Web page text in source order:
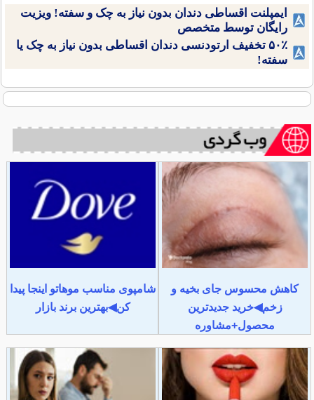
ایمپلنت اقساطی دندان بدون نیاز به چک و سفته! ویزیت
رایگان توسط متخصص
۵۰٪ تخفیف ارتودنسی دندان اقساطی بدون نیاز به چک یا
سفته!
کاهش محسوس جای بخیه و
زخم◀خرید جدیدترین
محصول+مشاوره
شامپوی مناسب موهاتو اینجا پیدا
کن◀بهترین برند بازار